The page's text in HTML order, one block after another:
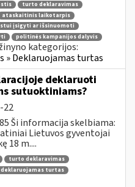
turto deklaravimas
ataskaitinis laikotarpis
įsigyti ar išsinuomoti
politinės kampanijos dalyvis
kategorijos:
» Deklaruojamas turtas
deklaruoti
sutuoktiniams?
22
Ši informacija skelbiama:
Lietuvos gyventojai
18 m....
turto deklaravimas
deklaruojamas turtas